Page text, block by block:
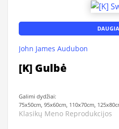
John James Audubon
[K] Gulbė
Galimi dydžiai:
75x50cm, 95x60cm, 110x70cm,
Klasikų Meno Reprodukcijos